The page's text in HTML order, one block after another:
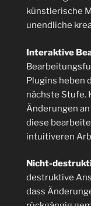
künstlerische
unendliche
Interaktive
Plugins heben
nächste Stufe.
Änderungen
diese
intuitiveren
Nicht-
destruktive
dass